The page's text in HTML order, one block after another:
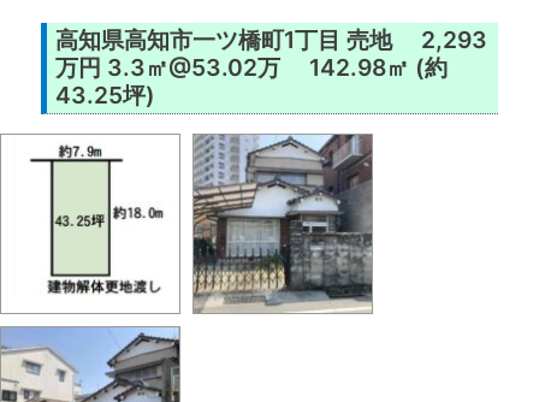
高知県高知市一ツ橋町1丁目 売地 2,293
万円 3.3㎡@53.02万 142.98㎡ (約
43.25坪)